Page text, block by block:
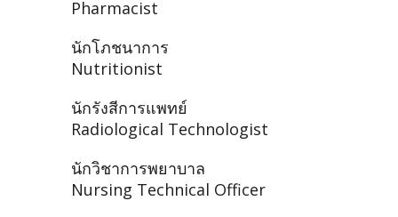
Pharmacist
นักโภชนาการ
Nutritionist
นักรังสีการแพทย์
Radiological Technologist
นักวิชาการพยาบาล
Nursing Technical Officer